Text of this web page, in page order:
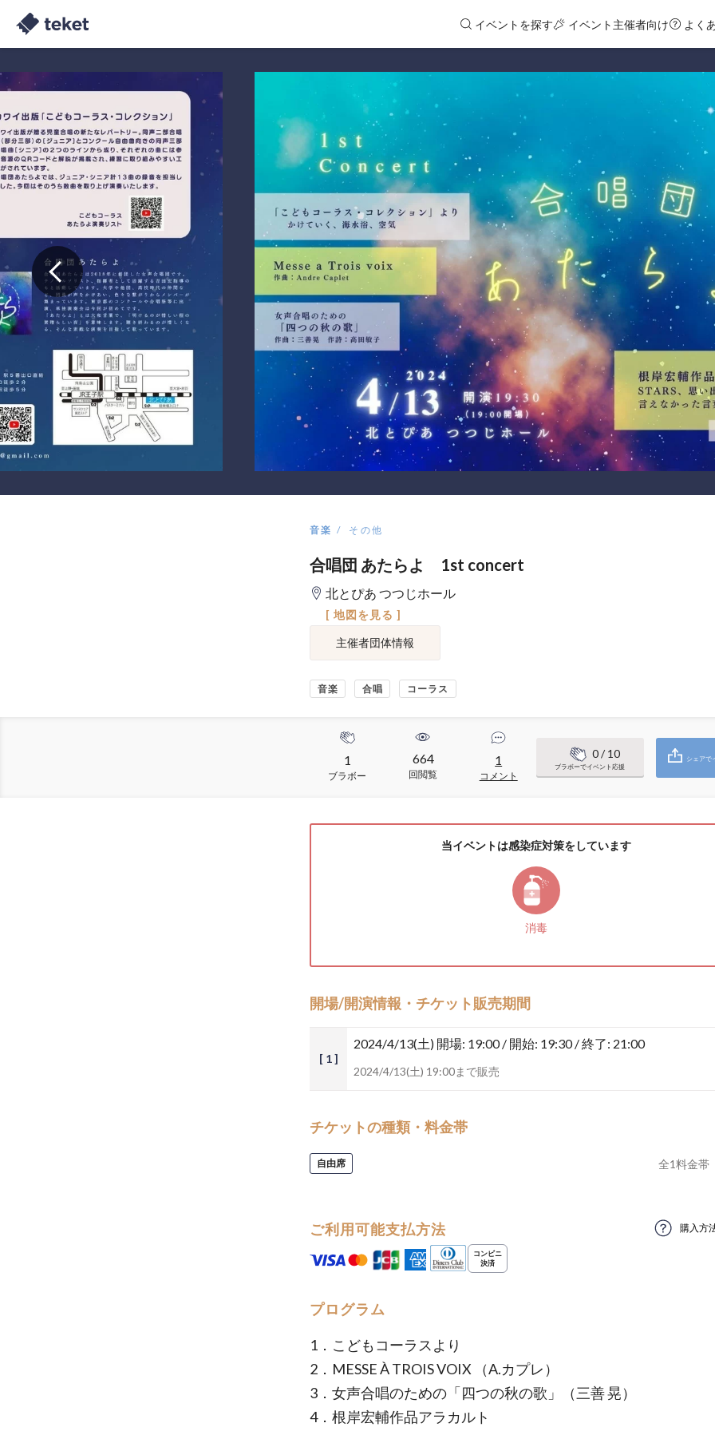
イベントを探す イベント主催者向け よく
音楽 その他
合唱団 あたらよ 1st concert
北とぴあ つつじホール
[ 地図を見る ]
主催者団体情報
音楽 合唱 コーラス
1
ブラボー
664
回閲覧
1
コメント
0/ 10
ブラボーでイベント応援
シェアで
当イベントは感染症対策をしています
消毒
開場/開演情報・チケット販売期間
[ 1 ]
2024/4/13(土) 開場: 19:00 / 開始: 19:30 / 終了: 21:00
2024/4/13(土) 19:00まで販売
チケットの種類・料金帯
自由席 全1料金帯
ご利用可能支払方法 購入方
プログラム
1．こどもコーラスより
2．MESSE À TROIS VOIX （A.カプレ）
3．女声合唱のための「四つの秋の歌」（三善 晃）
4．根岸宏輔作品アラカルト